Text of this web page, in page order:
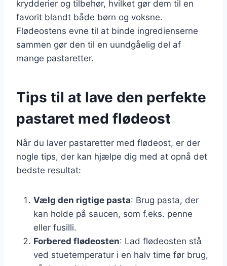
krydderier og tilbehør, hvilket gør dem til en
favorit blandt både børn og voksne.
Flødeostens evne til at binde ingredienserne
sammen gør den til en uundgåelig del af
mange pastaretter.
Tips til at lave den perfekte
pastaret med flødeost
Når du laver pastaretter med flødeost, er der
nogle tips, der kan hjælpe dig med at opnå det
bedste resultat:
Vælg den rigtige pasta: Brug pasta, der
kan holde på saucen, som f.eks. penne
eller fusilli.
Forbered flødeosten: Lad flødeosten stå
ved stuetemperatur i en halv time før brug,